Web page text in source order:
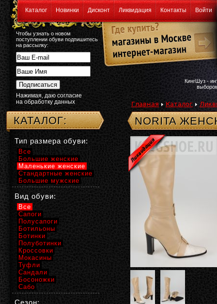
Каталог Новинки Дисконт Ликвидация Контакты Войти
Чтобы узнать о новом
поступлении обуви подпишитесь
на рассылку:
Нажимая, даю согласие
на обработку данных
КингШуз -
Главная Каталог
NORITA
КАТАЛОГ:
Тип размера обуви:
Все
Большие женские
Маленькие женские
Стандартные женские
Большие мужские
Вид обуви:
Все
Сапоги
Полусапоги
Ботильоны
Ботинки
Полуботинки
Кроссовки
Мокасины
Туфли
Сандали
Босоножки
Сабо
Сезон: